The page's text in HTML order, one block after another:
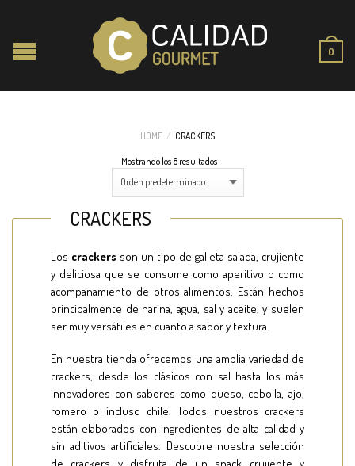
0
HOME / CRACKERS
Mostrando los 8 resultados
CRACKERS
Los crackers son un tipo de galleta salada, crujiente
y deliciosa que se consume como aperitivo o como
acompañamiento de otros alimentos. Están hechos
principalmente de harina, agua, sal y aceite, y suelen
ser muy versátiles en cuanto a sabor y textura.
En nuestra tienda ofrecemos una amplia variedad de
crackers, desde los clásicos con sal hasta los más
innovadores con sabores como queso, cebolla, ajo,
romero o incluso chile. Todos nuestros crackers
están elaborados con ingredientes de alta calidad y
sin aditivos artificiales. Descubre nuestra selección